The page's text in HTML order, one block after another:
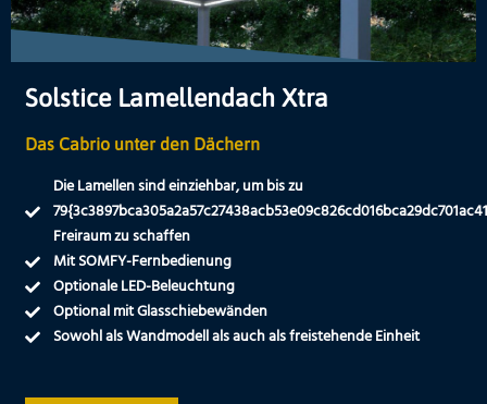
Solstice Lamellendach Xtra
Das Cabrio unter den Dächern
Die Lamellen sind einziehbar, um bis zu
Freiraum zu schaffen
Mit SOMFY-Fernbedienung
Optionale LED-Beleuchtung
Optional mit Glasschiebewänden
Sowohl als Wandmodell als auch als freistehende Einheit